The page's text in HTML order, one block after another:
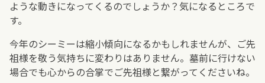
ような動きになってくるのでしょうか？気になるところで
す。
今年のシーミーは縮小傾向になるかもしれませんが、ご先
祖様を敬う気持ちに変わりはありません。墓前に行けない
場合でも心からの合掌でご先祖様と繋がってくださいね。